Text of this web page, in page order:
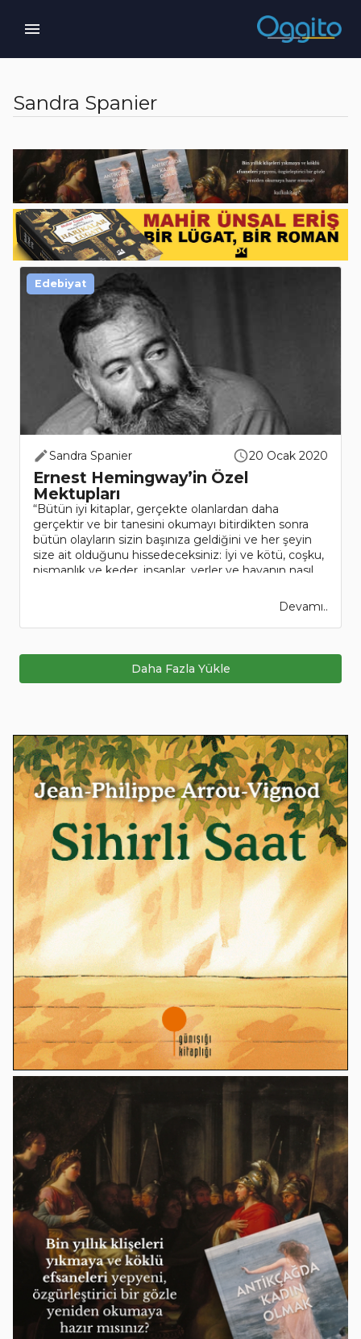
Sandra Spanier
Sandra Spanier 20 Ocak 2020
Ernest Hemingway’in Özel
Mektupları
“Bütün iyi kitaplar, gerçekte olanlardan daha
gerçektir ve bir tanesini okumayı bitirdikten sonra
bütün olayların sizin başınıza geldiğini ve her şeyin
size ait olduğunu hissedeceksiniz: İyi ve kötü, coşku,
pişmanlık ve keder, insanlar, yerler ve havanın nasıl
Devamı..
Edebiyat
Daha Fazla Yükle